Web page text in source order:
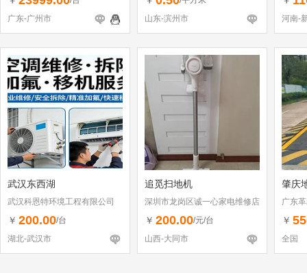
广东-广州市
山东-滨州市
河南-
武汉东西湖
武汉科恩特环境工程有限公司
￥ 200.00/台
湖北-武汉市
追觅扫地机
深圳市龙岗区诚一心家电维修店
（个体工商户）
￥ 200.00/元/台
山西-大同市
肇庆
广东
￥
全国